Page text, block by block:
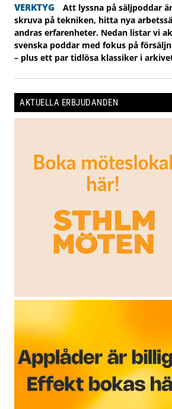
VERKTYG
Att lyssna på säljpoddar
skruva på tekniken, hitta nya
andras erfarenheter. Nedan listar vi
svenska poddar med fokus på
– plus ett par tidlösa klassiker i
AKTUELLA ERBJUDANDEN